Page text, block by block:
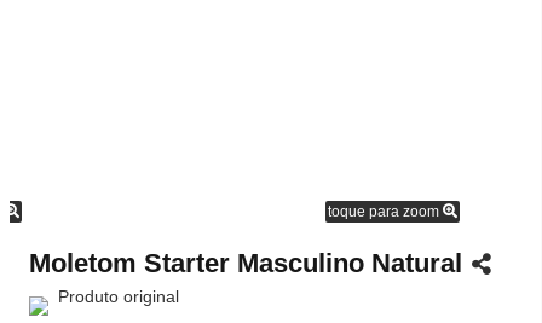
toque para zoom
Moletom Starter Masculino Natural
Produto original